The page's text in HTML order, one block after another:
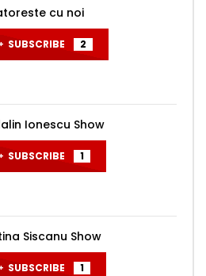
cu noi
SUBSCRIBE 2
Ionescu Show
SUBSCRIBE 1
Siscanu Show
SUBSCRIBE 1